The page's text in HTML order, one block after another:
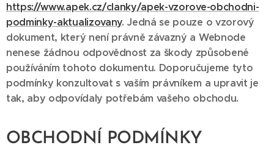
https://www.apek.cz/clanky/apek-vzorove-obchodni-
podminky-aktualizovany. Jedná se pouze o vzorový
dokument, který není právně závazný a Webnode
nenese žádnou odpovědnost za škody způsobené
používáním tohoto dokumentu. Doporučujeme tyto
podmínky konzultovat s vaším právníkem a upravit je
tak, aby odpovídaly potřebám vašeho obchodu.
OBCHODNÍ PODMÍNKY